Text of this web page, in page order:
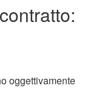
oggettivamente